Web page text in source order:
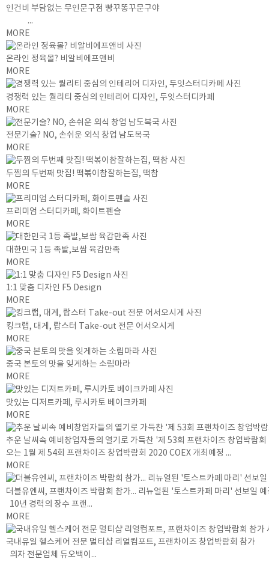
인건비 부담없는 무인문구점 빵꾸똥꾸문구야
...
MORE
온라인 정육몰? 비알비에프앤비
MORE
경쟁력 있는 퀄리티 중심의 인테리어 디자인, 두잇스터디카페
MORE
전문기술? NO, 손쉬운 외식 창업 남도복국
MORE
두찜의 두번째 맛집! 떡볶이참잘하는집, 떡참
MORE
프리미엄 스터디카페, 화이트펜슬
MORE
대한민국 1등 족발,보쌈 육감만족
MORE
1:1 맞춤 디자인 F5 Design
MORE
킹크랩, 대게, 랍스터 Take-out 전문 어서오시게
MORE
중국 본토의 맛을 잊게하는 소림마라
MORE
맛있는 디저트카페, 루시카토 베이크카페
MORE
추운 날씨속 예비창업자들의 열기로 가득찬 '제 53회 프랜차이즈 창업박람
오는 1월 제 54회 프랜차이즈 창업박람회 2020 COEX 개최예정 ...
MORE
더블유엔씨, 프랜차이즈 박람회 참가... 리뉴얼된 '토스트카페 마리' 선보일 예
10년 경력의 장수 프랜...
MORE
국내유일 헬스케어 전문 멀티샵 리얼컴포트, 프랜차이즈 창업박람회 참가
의자 전문업체 듀오백이...